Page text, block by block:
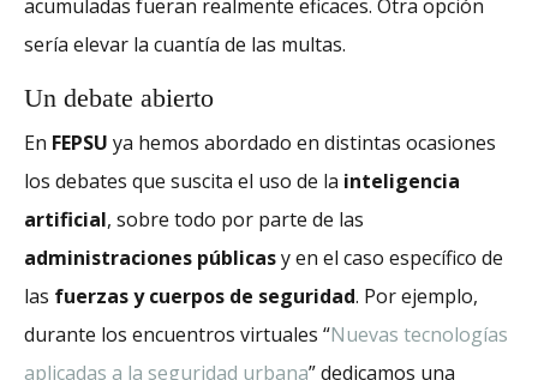
acumuladas fueran realmente eficaces. Otra opción
sería elevar la cuantía de las multas.
Un debate abierto
En FEPSU ya hemos abordado en distintas ocasiones
los debates que suscita el uso de la inteligencia
artificial, sobre todo por parte de las
administraciones públicasy en el caso específico de
las fuerzas y cuerpos de seguridad. Por ejemplo,
durante los encuentros virtuales “Nuevas tecnologías
aplicadas a la seguridad urbana” dedicamos una